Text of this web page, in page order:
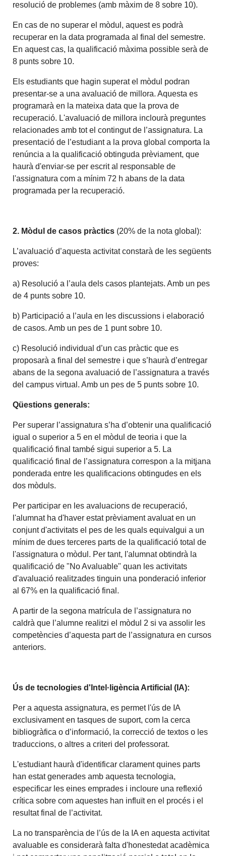
resolució de problemes (amb màxim de 8 sobre 10).
En cas de no superar el mòdul, aquest es podrà
recuperar en la data programada al final del semestre.
En aquest cas, la qualificació màxima possible serà de
8 punts sobre 10.
Els estudiants que hagin superat el mòdul podran
presentar-se a una avaluació de millora. Aquesta es
programarà en la mateixa data que la prova de
recuperació. L'avaluació de millora inclourà preguntes
relacionades amb tot el contingut de l’assignatura. La
presentació de l’estudiant a la prova global comporta la
renúncia a la qualificació obtinguda prèviament, que
haurà d'enviar-se per escrit al responsable de
l'assignatura com a mínim 72 h abans de la data
programada per la recuperació.
2. Mòdul de casos pràctics (20% de la nota global):
L’avaluació d’aquesta activitat constarà de les següents
proves:
a) Resolució a l’aula dels casos plantejats. Amb un pes
de 4 punts sobre 10.
b) Participació a l’aula en les discussions i elaboració
de casos. Amb un pes de 1 punt sobre 10.
c) Resolució individual d’un cas pràctic que es
proposarà a final del semestre i que s’haurà d’entregar
abans de la segona avaluació de l’assignatura a través
del campus virtual. Amb un pes de 5 punts sobre 10.
Qüestions generals:
Per superar l’assignatura s’ha d’obtenir una qualificació
igual o superior a 5 en el mòdul de teoria i que la
qualificació final també sigui superior a 5. La
qualificació final de l’assignatura correspon a la mitjana
ponderada entre les qualificacions obtingudes en els
dos mòduls.
Per participar en les avaluacions de recuperació,
l'alumnat ha d'haver estat prèviament avaluat en un
conjunt d'activitats el pes de les quals equivalgui a un
mínim de dues terceres parts de la qualificació total de
l'assignatura o mòdul. Per tant, l'alumnat obtindrà la
qualificació de "No Avaluable" quan les activitats
d'avaluació realitzades tinguin una ponderació inferior
al 67% en la qualificació final.
A partir de la segona matrícula de l’assignatura no
caldrà que l’alumne realitzi el mòdul 2 si va assolir les
competències d’aquesta part de l’assignatura en cursos
anteriors.
Ús de tecnologies d'Intel·ligència Artificial (IA):
Per a aquesta assignatura, es permet l'ús de IA
exclusivament en tasques de suport, com la cerca
bibliogràfica o d’informació, la correcció de textos o les
traduccions, o altres a criteri del professorat.
L'estudiant haurà d'identificar clarament quines parts
han estat generades amb aquesta tecnologia,
especificar les eines emprades i incloure una reflexió
crítica sobre com aquestes han influït en el procés i el
resultat final de l’activitat.
La no transparència de l’ús de la IA en aquesta activitat
avaluable es considerarà falta d'honestedat acadèmica